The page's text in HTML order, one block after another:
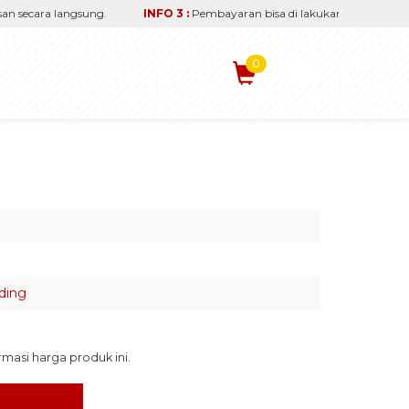
langsung. INFO 3 : Pembayaran bisa di lakukan via transfer
0
harga produk ini.